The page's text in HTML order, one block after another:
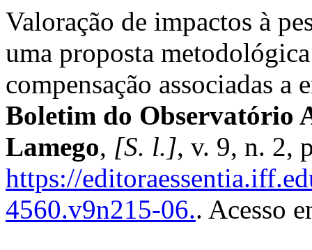
Valoração de impactos à
uma proposta
compensação associadas
Boletim do Observatório
Lamego, [S. l.], v. 9, n. 2,
https://
4560.v9n215-06.. Acesso